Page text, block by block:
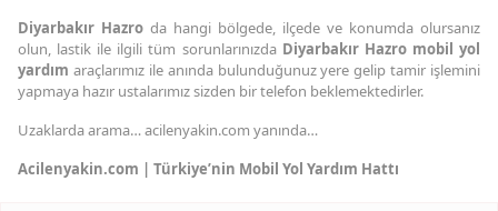
Diyarbakır Hazro da hangi bölgede, ilçede ve konumda olursanız
olun, lastik ile ilgili tüm sorunlarınızda Diyarbakır Hazro mobil yol
yardım araçlarımız ile anında bulunduğunuz yere gelip tamir işlemini
yapmaya hazır ustalarımız sizden bir telefon beklemektedirler.
Uzaklarda arama… acilenyakin.com yanında…
Acilenyakin.com | Türkiye’nin Mobil Yol Yardım Hattı